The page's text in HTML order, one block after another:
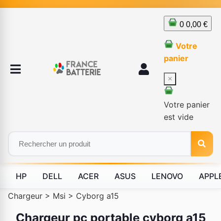
0 0,00 €
Votre
panier
×
Votre panier
est vide
HP DELL ACER ASUS LENOVO
Chargeur > Msi > Cyborg a15
Chargeur pc portable cyborg a15